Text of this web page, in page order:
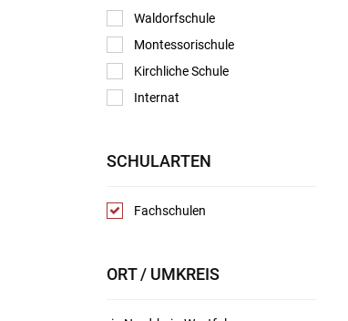
Waldorfschule
Montessorischule
Kirchliche Schule
Internat
SCHULARTEN
Fachschulen
ORT / UMKREIS